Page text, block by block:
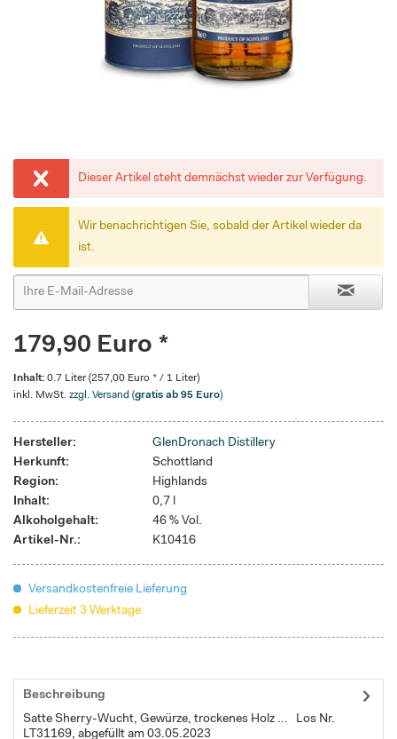
Dieser Artikel steht demnächst wieder zur Verfügung.
Wir benachrichtigen Sie, sobald der Artikel wieder da
ist.
179,90 Euro *
Inhalt: 0.7 Liter (257,00 Euro * / 1 Liter)
inkl. MwSt. zzgl. Versand (gratis ab 95 Euro)
Hersteller:
GlenDronach Distillery
Herkunft:
Schottland
Region:
Highlands
Inhalt:
0,7 l
Alkoholgehalt:
46 % Vol.
Artikel-Nr.:
K10416
Versandkostenfreie Lieferung
Lieferzeit 3 Werktage
Beschreibung
Satte Sherry-Wucht, Gewürze, trockenes Holz ... Los Nr.
LT31169, abgefüllt am 03.05.2023